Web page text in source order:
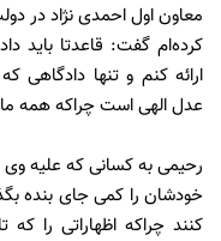
کرده‌ام گفت: قاعدتا باید
ارائه کنم و تنها دادگاهی
عدل الهی است چراکه همه
رحیمی به کسانی که علیه وی
خودشان را کمی جای بنده
کنند چراکه اظهاراتی را